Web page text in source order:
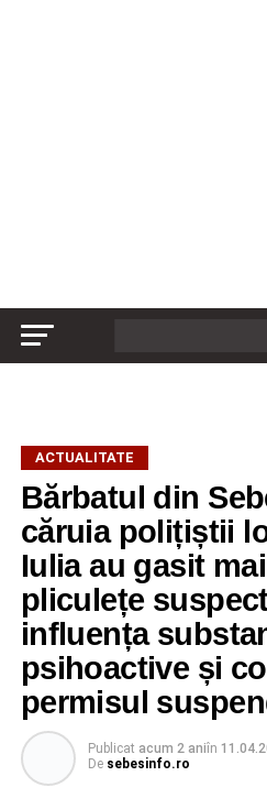
ACTUALITATE
Bărbatul din
căruia polițiștii
Iulia au gasit
pliculețe
influența
psihoactive și
permisul
Publicat acum 2 aniîn
De sebesinfo.ro